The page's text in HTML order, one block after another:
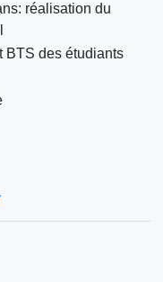
réalisation du
BTS des étudiants